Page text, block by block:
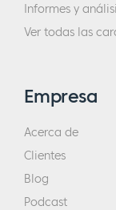
Informes y
Ver todas las
Empresa
Acerca de
Clientes
Blog
Podcast